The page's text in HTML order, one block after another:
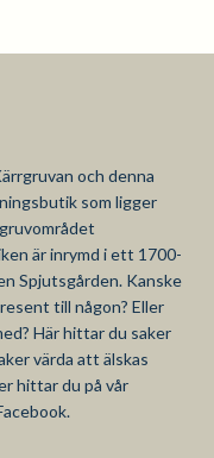
och denna
som ligger
är inrymd i ett 1700-
Spjutsgården. Kanske
till någon? Eller
Här hittar du saker
värda att älskas
hittar du på vår